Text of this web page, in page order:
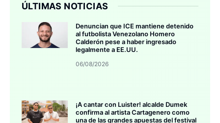
ÚLTIMAS NOTICIAS
Denuncian que ICE mantiene detenido
al futbolista Venezolano Homero
Calderón pese a haber ingresado
legalmente a EE.UU.
06/08/2026
¡A cantar con Luister! alcalde Dumek
confirma al artista Cartagenero como
una de las grandes apuestas del festival